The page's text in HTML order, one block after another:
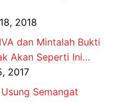
2018
dan Mintalah Bukti
Akan Seperti Ini…
2017
Semangat